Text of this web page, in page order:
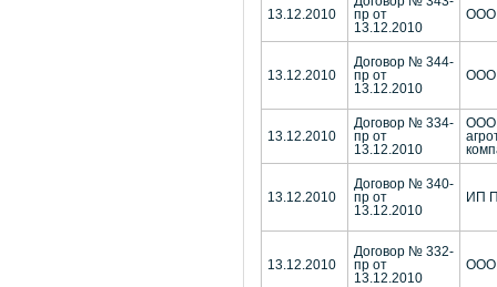
13.12.2010
пр от
13.12.2010
ООО
13.12.2010
Договор № 344-
пр от
13.12.2010
ООО
13.12.2010
Договор № 334-
пр от
13.12.2010
ООО
13.12.2010
Договор № 340-
пр от
13.12.2010
ИП
13.12.2010
Договор № 332-
пр от
13.12.2010
ООО